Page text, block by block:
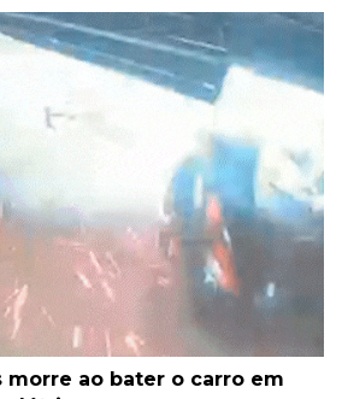
morre ao bater o carro em